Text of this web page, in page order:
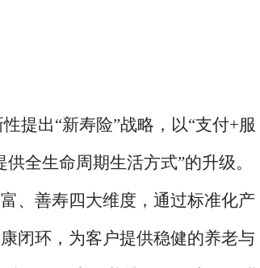
提出“新寿险”战略，以“支付+服
全生命周期生活方式”的升级。
、善寿四大维度，通过标准化产
闭环，为客户提供稳健的养老与